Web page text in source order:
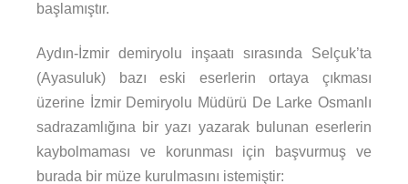
başlamıştır.
Aydın-İzmir demiryolu inşaatı sırasında Selçuk’ta
(Ayasuluk) bazı eski eserlerin ortaya çıkması
üzerine İzmir Demiryolu Müdürü De Larke Osmanlı
sadrazamlığına bir yazı yazarak bulunan eserlerin
kaybolmaması ve korunması için başvurmuş ve
burada bir müze kurulmasını istemiştir: